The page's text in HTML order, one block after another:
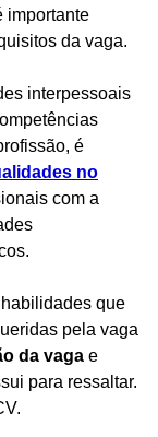
importante
da vaga.
interpessoais
é
no
com a
que
pela vaga
da vaga e
para ressaltar.